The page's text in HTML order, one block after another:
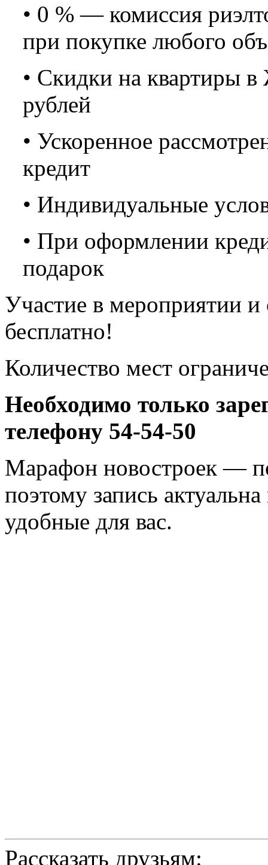
• 0 % — комиссия
при покупке любого
• Скидки на квартиры
рублей
• Ускоренное
кредит
• Индивидуальные
• При оформлении
подарок
Участие в мероприятии
бесплатно!
Количество мест
Необходимо только
телефону 54-54-50
Марафон новостроек —
поэтому запись
удобные для вас.
Рассказать друзьям: